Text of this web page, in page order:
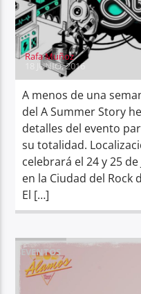
Rafa Muñoz
18 JUNIO, 2016
A menos de una
del A Summer Story
detalles del evento
su totalidad.
celebrará el 24 y 25
en la Ciudad del Rock
El […]
EVENTOS